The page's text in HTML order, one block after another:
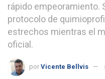
rápido empeoramiento.
protocolo de
estrechos mientras el
oficial.
por Vicente Bellvis